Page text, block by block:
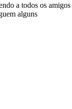
a todos os amigos
alguns